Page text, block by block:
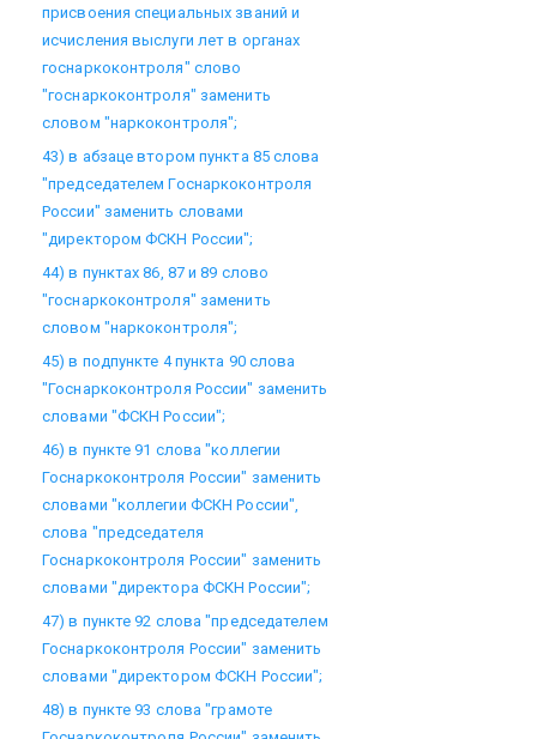
присвоения специальных званий и
исчисления выслуги лет в органах
госнаркоконтроля" слово
"госнаркоконтроля" заменить
словом "наркоконтроля";
43) в абзаце втором пункта 85 слова
"председателем Госнаркоконтроля
России" заменить словами
"директором ФСКН России";
44) в пунктах 86, 87 и 89 слово
"госнаркоконтроля" заменить
словом "наркоконтроля";
45) в подпункте 4 пункта 90 слова
"Госнаркоконтроля России" заменить
словами "ФСКН России";
46) в пункте 91 слова "коллегии
Госнаркоконтроля России" заменить
словами "коллегии ФСКН России",
слова "председателя
Госнаркоконтроля России" заменить
словами "директора ФСКН России";
47) в пункте 92 слова "председателем
Госнаркоконтроля России" заменить
словами "директором ФСКН России";
48) в пункте 93 слова "грамоте